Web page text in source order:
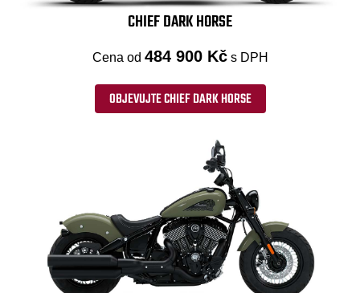
CHIEF DARK HORSE
Cena od 484 900 Kč s DPH
OBJEVUJTE CHIEF DARK HORSE